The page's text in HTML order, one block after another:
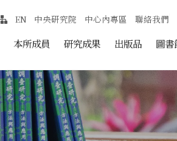
本所成員 研究成果 出版品 圖書
網站導覽
EN 中央研究院 中心內專區 聯絡我們